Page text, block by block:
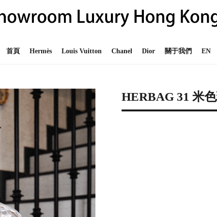
首頁 Hermès Louis Vuitton Chanel Dior 關于我們 EN
HERBAG 31 米